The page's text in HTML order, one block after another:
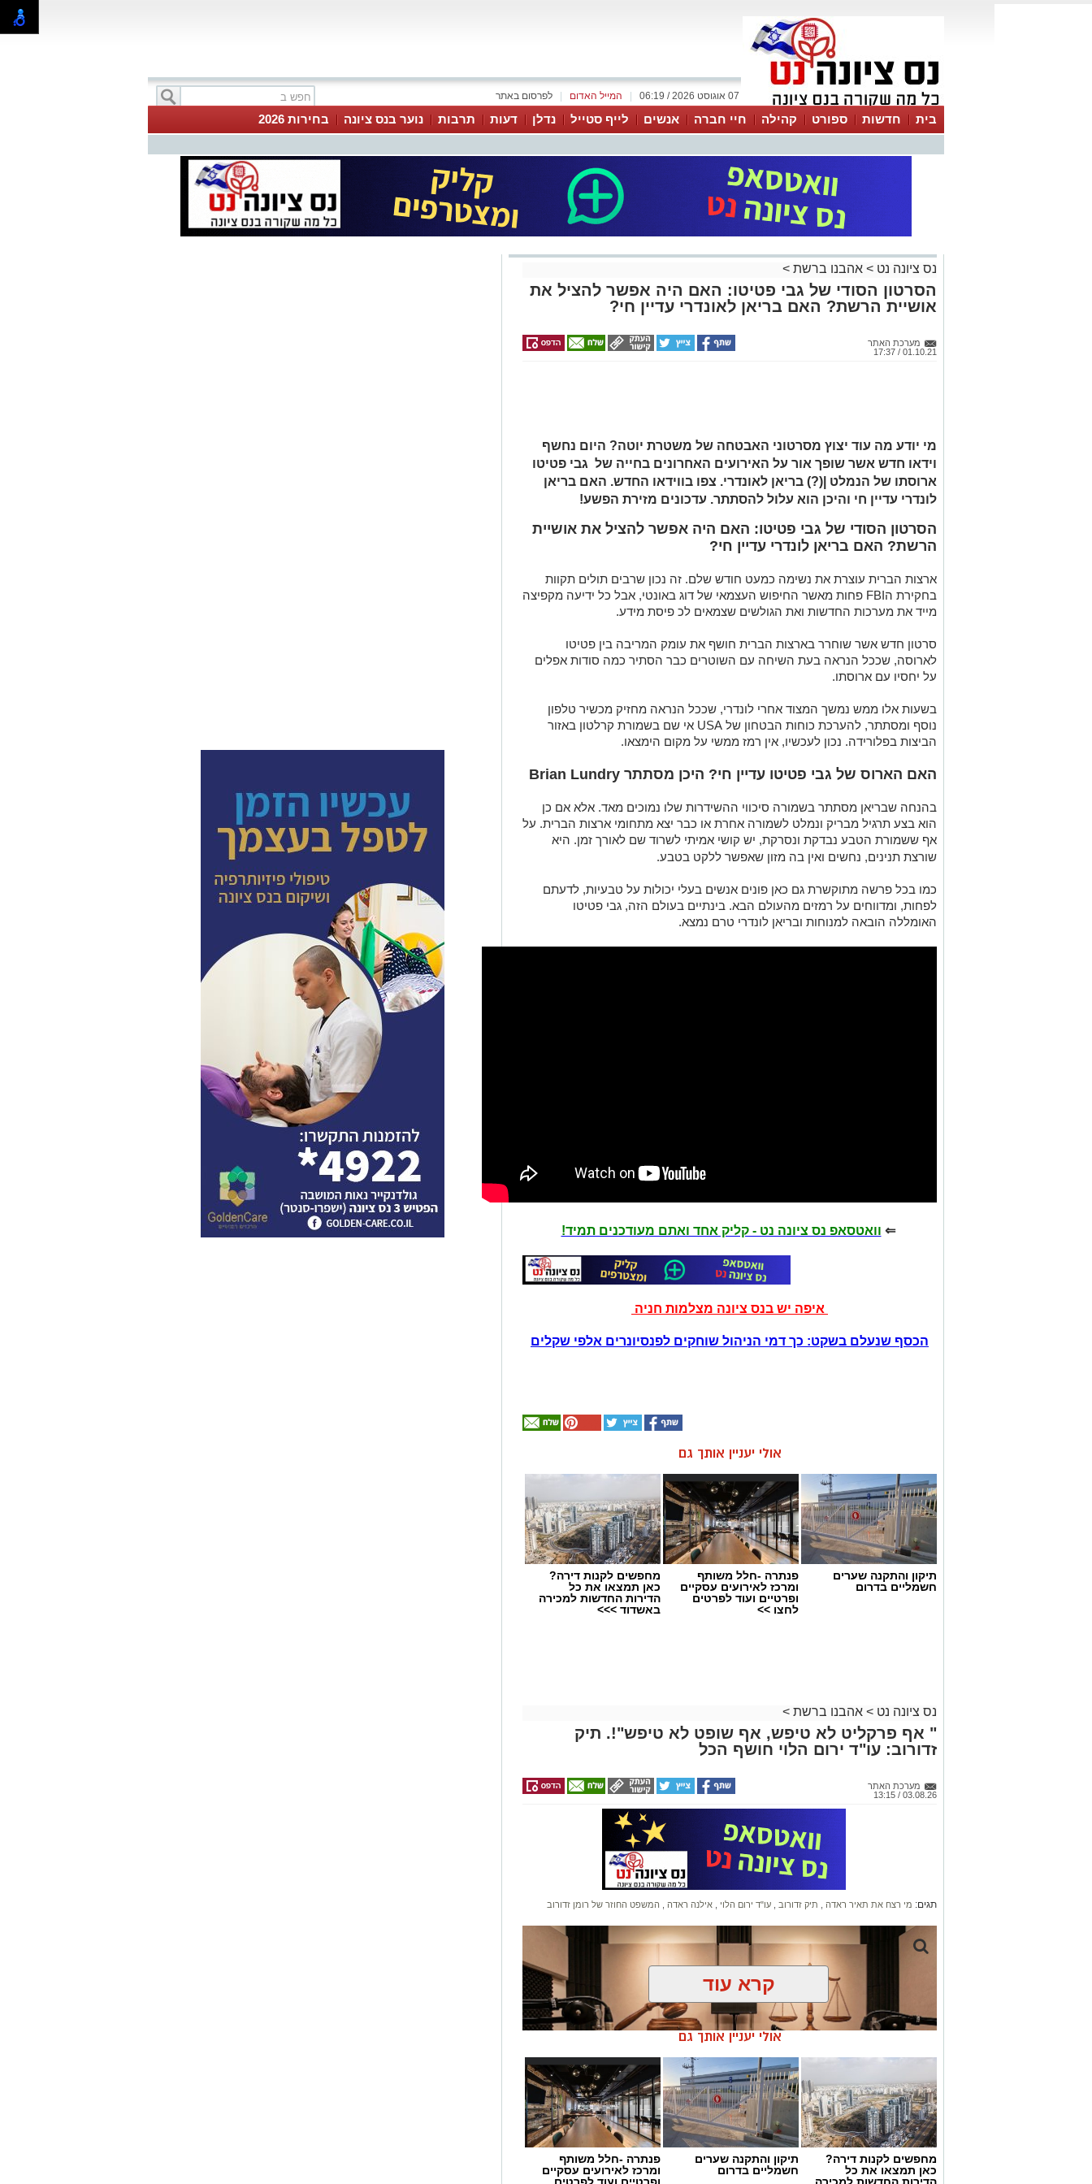
לפרסום באתר המייל האדום 07 אוגוסט 2026 / 06:19
בית חדשות ספורט קהילה חיי חברה אנשים לייף סטייל נדלן דעות תרבות נוער בנס ציונה בחירות 2026
נס ציונה נט > אהבנו ברשת >
הסרטון הסודי של גבי פטיטו: האם היה אפשר להציל את
אושיית הרשת? האם בריאן לאונדרי עדיין חי?
מערכת האתר
01.10.21 / 17:37
מי יודע מה עוד יצוץ מסרטוני האבטחה של משטרת יוטה? היום נחשף
וידאו חדש אשר שופך אור על האירועים האחרונים בחייה של גבי פטיטו
ארוסתו של הנמלט |(?) בריאן לאונדרי. צפו בווידאו החדש. האם בריאן
לונדרי עדיין חי והיכן הוא עלול להסתתר. עדכונים מזירת הפשע!
הסרטון הסודי של גבי פטיטו: האם היה אפשר להציל את אושיית
הרשת? האם בריאן לונדרי עדיין חי?
ארצות הברית עוצרת את נשימה כמעט חודש שלם. זה נכון שרבים תולים תקוות
בחקירת הFBI פחות מאשר החיפוש העצמאי של דוג באונטי, אבל כל ידיעה מקפיצה
מייד את מערכות החדשות ואת הגולשים שצמאים לכ פיסת מידע.
סרטון חדש אשר שוחרר בארצות הברית חושף את עומק המריבה בין פטיטו
לארוסה, שככל הנראה בעת השיחה עם השוטרים כבר הסתיר כמה סודות אפלים
על יחסיו עם ארוסתו.
בשעות אלו ממש נמשך המצוד אחרי לונדרי, שככל הנראה מחזיק מכשיר טלפון
נוסף ומסתתר, להערכת כוחות הבטחון של USA אי שם בשמורת קרלטון באזור
הביצות בפלורידה. נכון לעכשיו, אין רמז ממשי על מקום הימצאו.
האם הארוס של גבי פטיטו עדיין חי? היכן מסתתר Brian Lundry
בהנחה שבריאן מסתתר בשמורה סיכווי ההשידרות שלו נמוכים מאד. אלא אם כן
הוא בצע תרגיל מבריק ונמלט לשמורה אחרת או כבר יצא מתחומי ארצות הברית. על
אף ששמורת הטבע נבדקת ונסרקת, יש קושי אמיתי לשרוד שם לאורך זמן. היא
שורצת תנינים, נחשים ואין בה מזון שאפשר ללקט בטבע.
כמו בכל פרשה מתוקשרת גם כאן פונים אנשים בעלי יכולות על טבעיות, לדעתם
לפחות, ומדווחים על רמזים מהעולם הבא. בינתיים בעולם הזה, גבי פטיטו
האומללה הובאה למנוחות ובריאן לונדרי טרם נמצא.
⇐ וואטסאפ נס ציונה נט - קליק אחד ואתם מעודכנים תמיד!
איפה יש בנס ציונה מצלמות חניה
הכסף שנעלם בשקט: כך דמי הניהול שוחקים לפנסיונרים אלפי שקלים
אולי יעניין אותך גם
תיקון והתקנה שערים
חשמליים בדרום
פנתרה -חלל משותף
ומרכז לאירועים עסקיים
ופרטיים ועוד לפרטים
לחצו >>
מחפשים לקנות דירה?
כאן תמצאו את כל
הדירות החדשות למכירה
באשדוד >>>
נס ציונה נט > אהבנו ברשת >
" אף פרקליט לא טיפש, אף שופט לא טיפש"!. תיק
זדורוב: עו"ד ירום הלוי חושף הכל
מערכת האתר
03.08.26 / 13:15
תגים: מי רצח את תאיר ראדה תיק זדורוב עו"ד ירום הלוי אילנה ראדה המשפט החוזר של רומן זדורוב
עו"ד ירום הלוי חושף את מאחורי הקלעים של זיכוי זדורוב
קרא עוד
אולי יעניין אותך גם
מחפשים לקנות דירה?
כאן תמצאו את כל
תיקון והתקנה שערים
חשמליים בדרום
פנתרה -חלל משותף
ומרכז לאירועים עסקיים